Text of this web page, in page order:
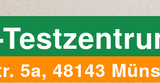
5a, 48143